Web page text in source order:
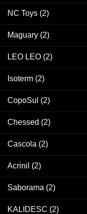
NC Toys (2)
Maguary (2)
LEO LEO (2)
Isoterm (2)
CopoSul (2)
Chessed (2)
Cascola (2)
Acrinil (2)
Saborama (2)
KALIDESC (2)